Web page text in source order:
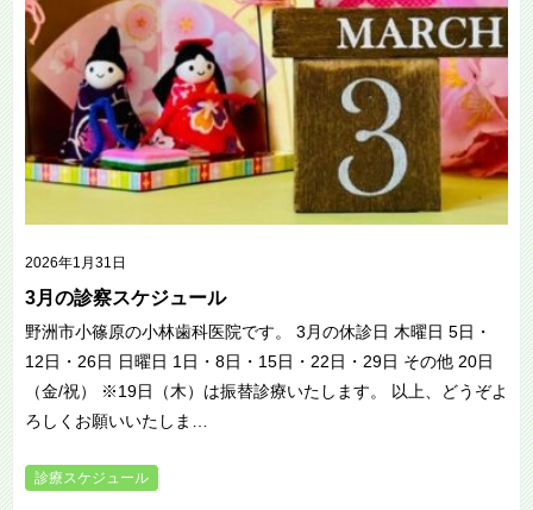
2026年1月31日
3月の診察スケジュール
野洲市小篠原の小林歯科医院です。 3月の休診日 木曜日 5日・
12日・26日 日曜日 1日・8日・15日・22日・29日 その他 20日
（金/祝） ※19日（木）は振替診療いたします。 以上、どうぞよ
ろしくお願いいたしま…
診療スケジュール